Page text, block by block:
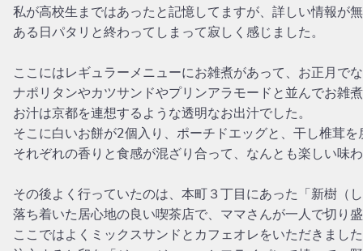
私が高校生まではあったと記憶してますが、詳しい情報が
ある日パタリと終わってしまって寂しく感じました。
ここにはレギュラーメニューにお雑煮があって、お正月で
ナポリタンやカツサンドやプリンアラモードと並んでお雑
お汁は京都を連想するような透明なお出汁でした。
そこに白いお餅が2個入り、ポーチドエッグと、干し椎茸
それぞれの香りと食感が混ざり合って、なんとも楽しい味
その後よく行っていたのは、本町３丁目にあった「新樹（
落ち着いた居心地の良い喫茶店で、ママさんが一人で切り
ここではよくミックスサンドとカフェオレをいただきまし